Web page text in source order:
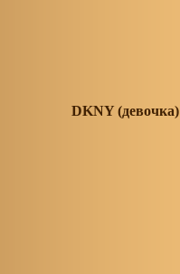
DKNY (девочка)